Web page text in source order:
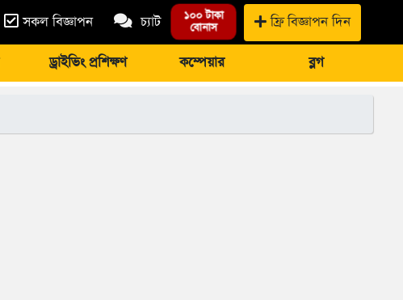
সকল বিজ্ঞাপন চ্যাট ১০০ টাকা
বোনাস ফ্রি বিজ্ঞাপন দিন
ড্রাইভিং প্রশিক্ষণ কম্পেয়ার ব্লগ